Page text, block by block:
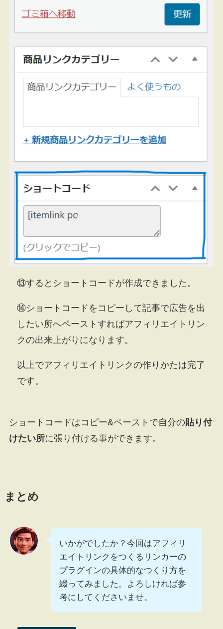
⑬するとショートコードが作成できました。
⑭ショートコードをコピーして記事で広告を出
したい所へペーストすればアフィリエイトリン
クの出来上がりになります。
以上でアフィリエイトリンクの作りかたは完了
です。
ショートコードはコピー&ペーストで自分の貼り付
けたい所に張り付ける事ができます。
まとめ
いかがでしたか？今回はアフィリ
エイトリンクをつくるリンカーの
プラグインの具体的なつくり方を
綴ってみました。よろしければ参
考にしてくださいませ。